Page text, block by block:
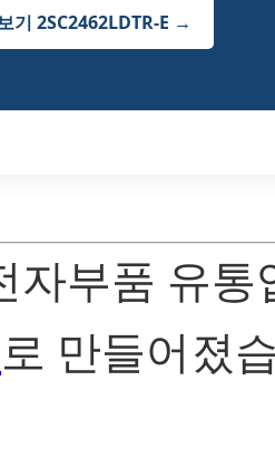
기 2SC2462LDTR-E →
자부품 유
로 만들어졌